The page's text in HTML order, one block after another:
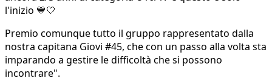
l'inizio 💙🤍
Premio comunque tutto il gruppo rappresentato dalla
nostra capitana Giovi #45, che con un passo alla volta sta
imparando a gestire le difficoltà che si possono
incontrare".